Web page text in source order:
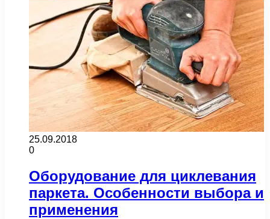
25.09.2018
0
Оборудование для циклевания
паркета. Особенности выбора и
применения